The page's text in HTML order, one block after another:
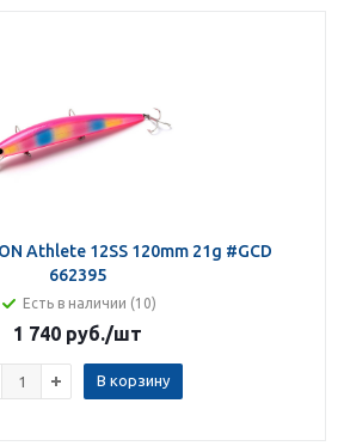
Athlete 12SS 120mm 21g #GCD
662395
Есть в наличии (10)
1 740 руб./шт
В корзину